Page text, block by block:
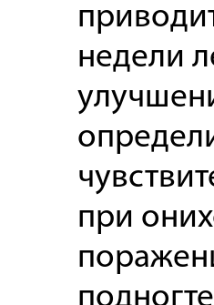
недели
при